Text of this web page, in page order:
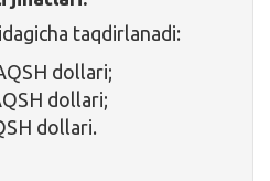
taqdirlanadi:
dollari;
dollari;
dollari.